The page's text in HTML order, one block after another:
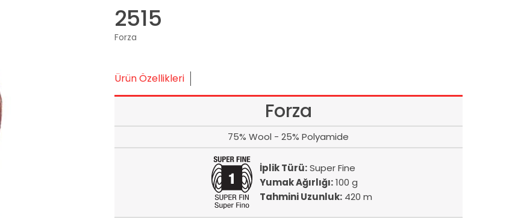
2515
Forza
Ürün Özellikleri
Forza
75% Wool - 25% Polyamide
İplik Türü:Super Fine
Yumak Ağırlığı:100 g
Tahmini Uzunluk: 420 m